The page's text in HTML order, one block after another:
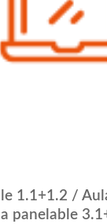
1.1+1.2 /
panelable